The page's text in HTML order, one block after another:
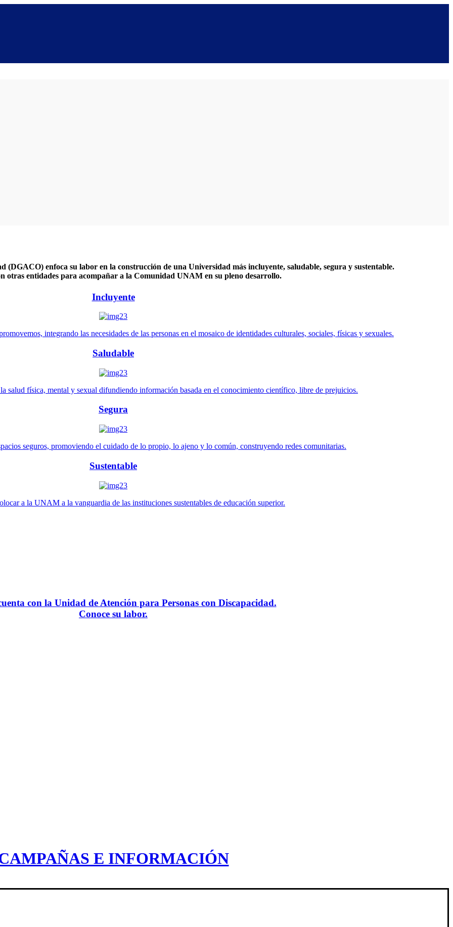
(DGACO) enfoca su labor en la construcción de una Universidad más incluyente, saludable, segura y sustentable.
otras entidades para acompañar a la Comunidad UNAM en su pleno desarrollo.
Incluyente
integrando las necesidades de las personas en el mosaico de identidades culturales, sociales, físicas y sexuales.
Saludable
salud física, mental y sexual difundiendo información basada en el conocimiento científico, libre de prejuicios.
Segura
seguros, promoviendo el cuidado de lo propio, lo ajeno y lo común, construyendo redes comunitarias.
Sustentable
a la UNAM a la vanguardia de las instituciones sustentables de educación superior.
con la Unidad de Atención para Personas con Discapacidad.
Conoce su labor.
E INFORMACIÓN